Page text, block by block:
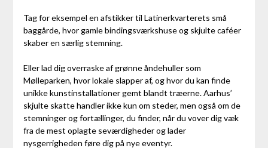
Tag for eksempel en afstikker til Latinerkvarterets små
baggårde, hvor gamle bindingsværkshuse og skjulte caféer
skaber en særlig stemning.
Eller lad dig overraske af grønne åndehuller som
Mølleparken, hvor lokale slapper af, og hvor du kan finde
unikke kunstinstallationer gemt blandt træerne. Aarhus’
skjulte skatte handler ikke kun om steder, men også om de
stemninger og fortællinger, du finder, når du vover dig væk
fra de mest oplagte seværdigheder og lader
nysgerrigheden føre dig på nye eventyr.